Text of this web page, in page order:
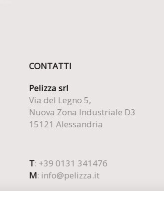
CONTATTI
Pelizza srl
Via del Legno 5,
Nuova Zona Industriale D3
15121 Alessandria
T: +39 0131 341476
M: info@pelizza.it